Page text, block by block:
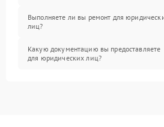
Выполняете ли вы ремонт для
лиц?
Какую документацию вы предоставляете
для юридических лиц?